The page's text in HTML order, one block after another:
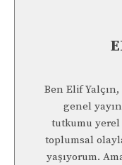
Ben Elif
genel
tutkumu
toplumsal
yaşıyorum.